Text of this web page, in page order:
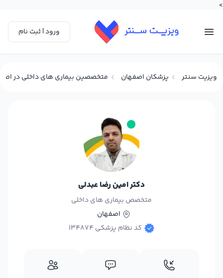
>
ورود | ثبت نام
ویزیت سنتر پزشکان اصفهان متخصصین بیماری های داخلی در
دکتر امین رضا عبدلی
متخصص بیماری های داخلی
اصفهان
کد نظام پزشکی 134874